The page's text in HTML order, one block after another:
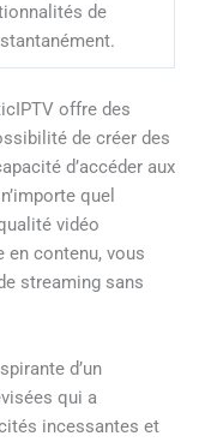
de
offre des
de créer des
d’accéder aux
quel
vidéo
en contenu, vous
streaming sans
d’un
qui a
incessantes et